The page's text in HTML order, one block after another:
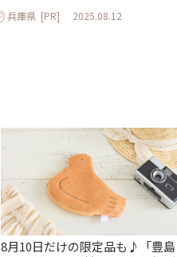
兵庫県 [PR] 2025.08.12
8月10日だけの限定品も♪「豊島